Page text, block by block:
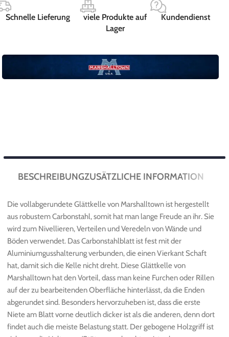
Schnelle Lieferung
viele Produkte auf
Lager
Kundendienst
BESCHREIBUNGZUSÄTZLICHE INFORMATION
Die vollabgerundete Glättkelle von Marshalltown ist hergestellt
aus robustem Carbonstahl, somit hat man lange Freude an ihr. Sie
wird zum Nivellieren, Verteilen und Veredeln von Wände und
Böden verwendet. Das Carbonstahlblatt ist fest mit der
Aluminiumgusshalterung verbunden, die einen Vierkant Schaft
hat, damit sich die Kelle nicht dreht. Diese Glättkelle von
Marshalltown hat den Vorteil, dass man keine Furchen oder Rillen
auf der zu bearbeitenden Oberfläche hinterlässt, da die Enden
abgerundet sind. Besonders hervorzuheben ist, dass die erste
Niete am Blatt vorne deutlich dicker ist als die anderen, denn dort
findet auch die meiste Belastung statt. Der gebogene Holzgriff ist